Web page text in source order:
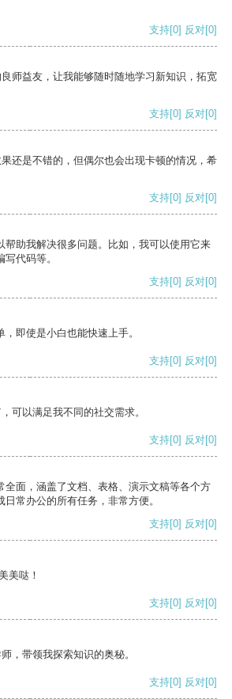
支持[0] 反对[0]
师益友，让我能够随时随地学习新知识，拓宽
支持[0] 反对[0]
还是不错的，但偶尔也会出现卡顿的情况，希
支持[0] 反对[0]
帮助我解决很多问题。比如，我可以使用它来
代码等。
支持[0] 反对[0]
即使是小白也能快速上手。
支持[0] 反对[0]
可以满足我不同的社交需求。
支持[0] 反对[0]
全面，涵盖了文档、表格、演示文稿等各个方
常办公的所有任务，非常方便。
支持[0] 反对[0]
美哒！
支持[0] 反对[0]
，带领我探索知识的奥秘。
支持[0] 反对[0]